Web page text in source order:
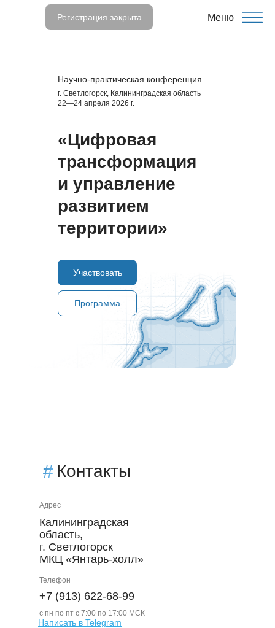
Регистрация закрыта Меню
«Цифровая
трансформация
и управление
развитием
территории»
Научно-практическая конференция
г. Светлогорск, Калининградская область
22—24 апреля 2026 г.
Участвовать
Программа
# Контакты
Адрес
Калининградская
область,
г. Светлогорск
МКЦ «Янтарь-холл»
Телефон
+7 (913) 622-68-99
с пн по пт c 7:00 по 17:00 МСК
Написать в Telegram